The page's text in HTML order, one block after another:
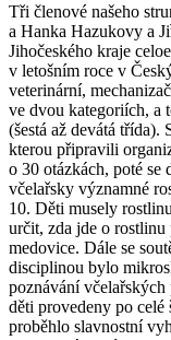
Tři členové našeho
a Hanka Hazukovy a
Jihočeského kraje
v letošním roce v
veterinární,
ve dvou kategoriích, a
(šestá až devátá třída).
kterou připravili
o 30 otázkách, poté
včelařsky významné
10. Děti musely
určit, zda jde o
medovice. Dále se
disciplinou bylo
poznávání
děti provedeny po
proběhlo slavnostní